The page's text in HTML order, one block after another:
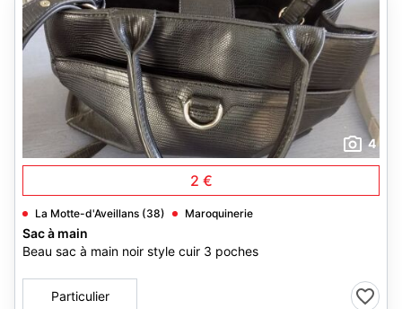
4
2 €
La Motte-d'Aveillans (38) Maroquinerie
Sac à main
Beau sac à main noir style cuir 3 poches
Particulier